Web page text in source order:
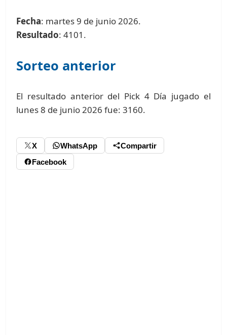
Fecha: martes 9 de junio 2026.
Resultado: 4101.
Sorteo anterior
El resultado anterior del Pick 4 Día jugado el
lunes 8 de junio 2026 fue: 3160.
X WhatsApp
Compartir
Facebook